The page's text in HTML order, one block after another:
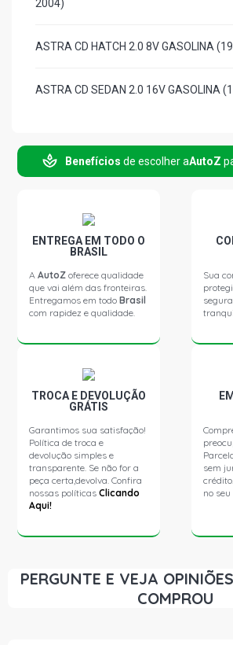
2004)
ASTRA CD HATCH 2.0 8V GASOLINA
ASTRA CD SEDAN 2.0 16V GASOLINA
ASTRA STD SEDAN 1.8 8V GASOLINA
ASTRA GL SEDAN 1.8 8V GASOLINA
ASTRA STD SEDAN 2.0 16V SFI
Benefícios de escolher aAutoZ
ENTREGA EM TODO O
BRASIL
AAutoZ oferece qualidade
que vai além das fronteiras.
Entregamos em todoBrasil
com rapidez e qualidade.
Sua
TROCA E DEVOLUÇÃO
GRÁTIS
Garantimos sua satisfação!
Política de troca e
devolução simples e
transparente. Se não for a
peça certa,devolva. Confira
nossas políticasClicando
Aqui!
sem
no seu
PERGUNTE E VEJA
COMPROU